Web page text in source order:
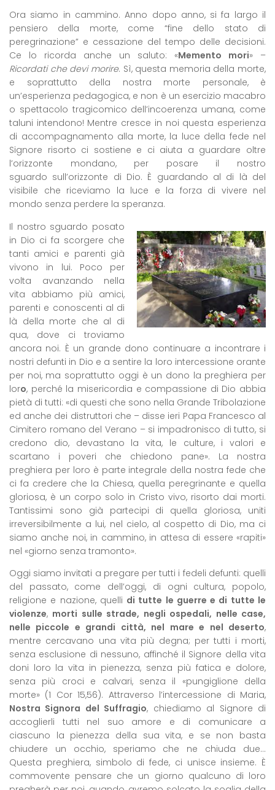
Ora siamo in cammino. Anno dopo anno, si fa largo il
pensiero della morte, come “fine dello stato di
peregrinazione” e cessazione del tempo delle decisioni.
Ce lo ricorda anche un saluto: «Memento mori» –
Ricordati che devi morire. Sì, questa memoria della morte,
e soprattutto della nostra morte personale, è
un’esperienza pedagogica, e non è un esercizio macabro
o spettacolo tragicomico dell’incoerenza umana, come
taluni intendono! Mentre cresce in noi questa esperienza
di accompagnamento alla morte, la luce della fede nel
Signore risorto ci sostiene e ci aiuta a guardare oltre
l’orizzonte mondano, per posare il nostro
sguardo sull’orizzonte di Dio. È guardando al di là del
visibile che riceviamo la luce e la forza di vivere nel
mondo senza perdere la speranza.
Il nostro sguardo posato
in Dio ci fa scorgere che
tanti amici e parenti già
vivono in lui. Poco per
volta avanzando nella
vita abbiamo più amici,
parenti e conoscenti al di
là della morte che al di
qua, dove ci troviamo
ancora noi. È un grande dono continuare a incontrare i
nostri defunti in Dio e a sentire la loro intercessione orante
per noi, ma soprattutto oggi è un dono la preghiera per
loro, perché la misericordia e compassione di Dio abbia
pietà di tutti: «di questi che sono nella Grande Tribolazione
ed anche dei distruttori che – disse ieri Papa Francesco al
Cimitero romano del Verano – si impadronisco di tutto, si
credono dio, devastano la vita, le culture, i valori e
scartano i poveri che chiedono pane». La nostra
preghiera per loro è parte integrale della nostra fede che
ci fa credere che la Chiesa, quella peregrinante e quella
gloriosa, è un corpo solo in Cristo vivo, risorto dai morti.
Tantissimi sono già partecipi di quella gloriosa, uniti
irreversibilmente a lui, nel cielo, al cospetto di Dio, ma ci
siamo anche noi, in cammino, in attesa di essere «rapiti»
nel «giorno senza tramonto».
Oggi siamo invitati a pregare per tutti i fedeli defunti: quelli
del passato, come dell’oggi, di ogni cultura, popolo,
religione e nazione, quelli di tutte le guerre e di tutte le
violenze, morti sulle strade, negli ospedali, nelle case,
nelle piccole e grandi città, nel mare e nel deserto,
mentre cercavano una vita più degna; per tutti i morti,
senza esclusione di nessuno, affinché il Signore della vita
doni loro la vita in pienezza, senza più fatica e dolore,
senza più croci e calvari, senza il «pungiglione della
morte» (1 Cor 15,56). Attraverso l’intercessione di Maria,
Nostra Signora del Suffragio, chiediamo al Signore di
accoglierli tutti nel suo amore e di comunicare a
ciascuno la pienezza della sua vita, e se non basta
chiudere un occhio, speriamo che ne chiuda due…
Questa preghiera, simbolo di fede, ci unisce insieme. È
commovente pensare che un giorno qualcuno di loro